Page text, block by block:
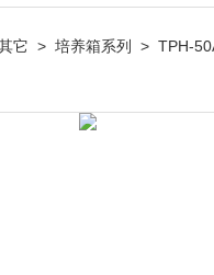
它 > 培养箱系列 > TPH-